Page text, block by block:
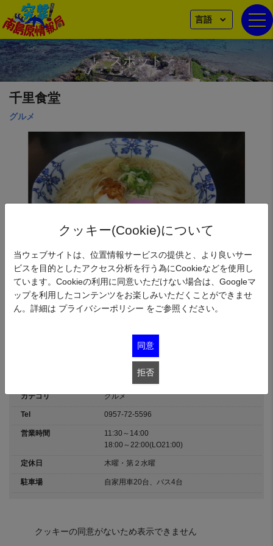
言語
スポット
千里食堂
グルメ
力ソーメン
【南島原そうめん鉢夏のキャンペーン対象】
※こちらのメニューは2025.7.1～2025.8.31の期間限定提供の場合がありま
す。
深江町国道251号線沿いにあり立地条件も良く、駐車場も広く完備しておりま
います。夜はアルコール（水曜日は350円）や居酒屋メニューも用意しており
ますので、皆様のお越しをお待ちしております。
長崎県南島原市深江町丁5619
カテゴリ グルメ
Tel 0957-72-5596
営業時間
11:30～14:00
18:00～22:00(LO21:00)
定休日 木曜・第２水曜
駐車場 自家用車20台、バス4台
クッキーの同意がないため表示できません
クッキー(Cookie)について
当ウェブサイトは、位置情報サービスの提供と、より良いサー
ビスを目的としたアクセス分析を行う為にCookieなどを使用し
ています。Cookieの利用に同意いただけない場合は、Googleマ
ップを利用したコンテンツをお楽しみいただくことができませ
ん。詳細は プライバシーポリシー をご参照ください。
同意
拒否